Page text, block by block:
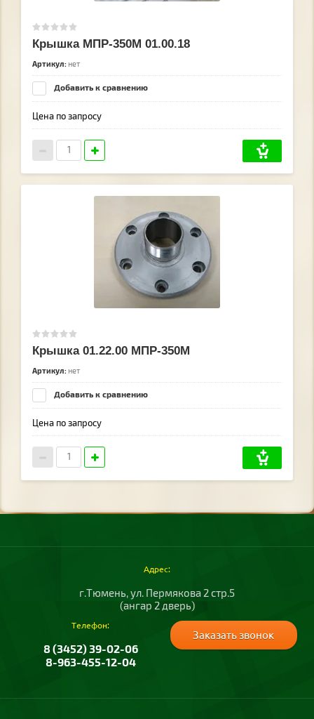
Крышка МПР-350М 01.00.18
Артикул: нет
Добавить к сравнению
Цена по запросу
Крышка 01.22.00 МПР-350М
Артикул: нет
Добавить к сравнению
Цена по запросу
Адрес:
г.Тюмень, ул. Пермякова 2 стр.5
(ангар 2 дверь)
Телефон:
8 (3452) 39-02-06
8-963-455-12-04
Заказать звонок